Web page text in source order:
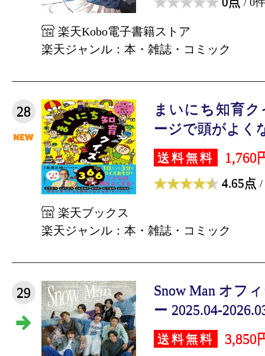
楽天Kobo電子書籍ストア
楽天ジャンル：本・雑誌・コミック
28
まいにち知育ク
ージで頭がよく
送料無料 1,760
4.65点 /
楽天ブックス
楽天ジャンル：本・雑誌・コミック
29
Snow Man オフ
ー 2025.04-
送料無料 3,850